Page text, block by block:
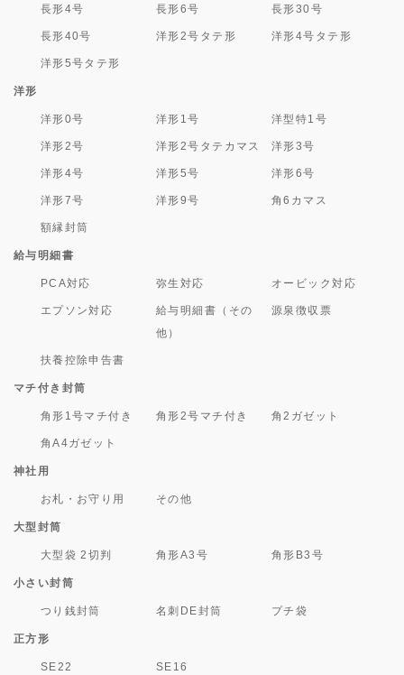
長形4号 長形6号 長形30号
長形40号 洋形2号タテ形 洋形4号タテ形
洋形5号タテ形
洋形
洋形0号 洋形1号 洋型特1号
洋形2号 洋形2号タテカマス 洋形3号
洋形4号 洋形5号 洋形6号
洋形7号 洋形9号 角6カマス
額縁封筒
給与明細書
PCA対応 弥生対応 オービック対応
エプソン対応
給与明細書（その
他）
源泉徴収票
扶養控除申告書
マチ付き封筒
角形1号マチ付き 角形2号マチ付き 角2ガゼット
角A4ガゼット
神社用
お札・お守り用 その他
大型封筒
大型袋 2切判 角形A3号 角形B3号
小さい封筒
つり銭封筒 名刺DE封筒 プチ袋
正方形
SE22 SE16